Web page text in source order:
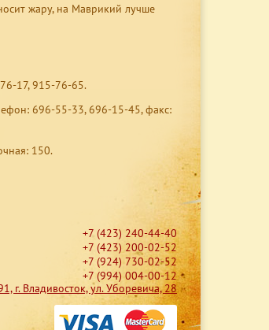
жару, на Маврикий лучше
17, 915-76-65.
696-55-33, 696-15-45, факс:
150.
+7 (423) 240-44-40
+7 (423) 200-02-52
+7 (924) 730-02-52
+7 (994) 004-00-12
г. Владивосток, ул. Уборевича, 28